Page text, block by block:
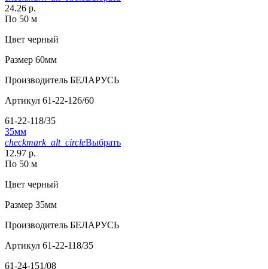
24.26 р.
По 50 м
Цвет черный
Размер 60мм
Производитель БЕЛАРУСЬ
Артикул 61-22-126/60
61-22-118/35
35мм
checkmark_alt_circleВыбрать
12.97 р.
По 50 м
Цвет черный
Размер 35мм
Производитель БЕЛАРУСЬ
Артикул 61-22-118/35
61-24-151/08